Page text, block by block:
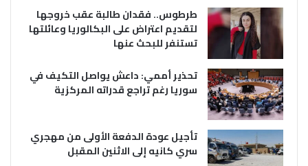
طرطوس.. فقدان طالبة عقب خروجها
لتقديم اعتراض على البكالوريا وعائلتها
تستنفر للبحث عنها
تحذير أممي: داعش يواصل التكيف في
سوريا رغم تراجع قدراته المركزية
تأجيل عودة الدفعة الأولى من مهجري
سري كانيه إلى الاثنين المقبل